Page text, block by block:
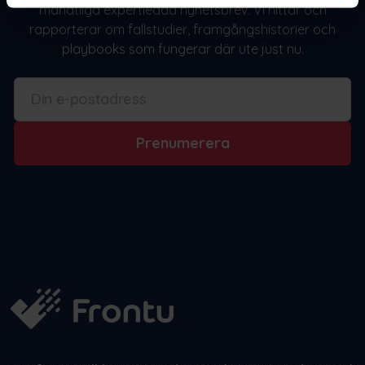
månatliga expertledda nyhetsbrev. Vi hittar och
rapporterar om fallstudier, framgångshistorier och
playbooks som fungerar där ute just nu.
Prenumerera